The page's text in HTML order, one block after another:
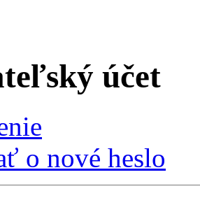
účet
o nové heslo